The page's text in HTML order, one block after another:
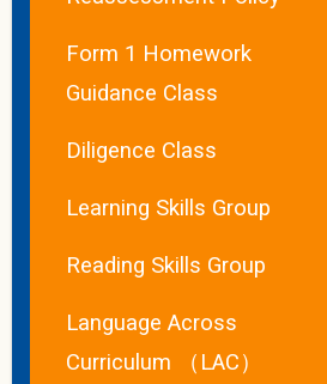
Form 1 Homework
Guidance Class
Diligence Class
Learning Skills Group
Reading Skills Group
Language Across
Curriculum （LAC）